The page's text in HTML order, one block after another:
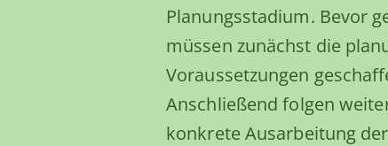
Planungsstadium. Bevor
müssen zunächst die
Voraussetzungen
Anschließend folgen
konkrete Ausarbeitung